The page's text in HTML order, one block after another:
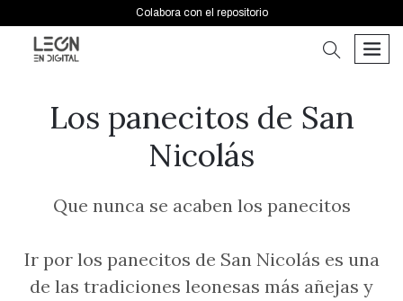
Colabora con el repositorio
buscar
Los panecitos de San
Nicolás
Que nunca se acaben los panecitos
Ir por los panecitos de San Nicolás es una
de las tradiciones leonesas más añejas y